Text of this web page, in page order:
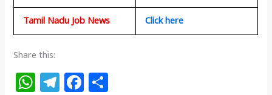
Tamil Nadu Job News Click here
Share this:
W T
F